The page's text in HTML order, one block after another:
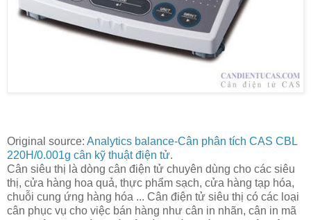
Original source: Analytics balance-Cân phân tích CAS CBL
220H/0.001g cân kỹ thuật điện tử.
Cân siêu thị là dòng cân điện tử chuyên dùng cho các siêu
thị, cửa hàng hoa quả, thực phẩm sạch, cửa hàng tạp hóa,
chuỗi cung ứng hàng hóa ... Cân điện tử siêu thị có các loại
cân phục vụ cho việc bán hàng như cân in nhãn, cân in mã